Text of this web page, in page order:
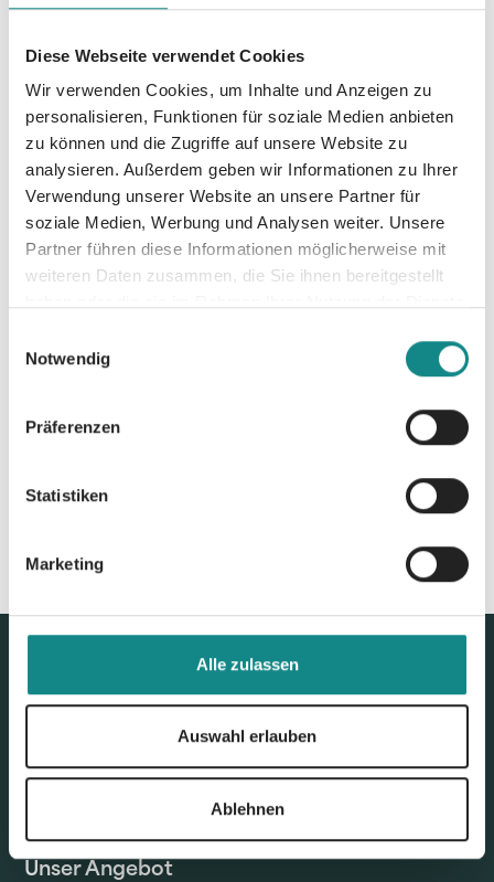
Diese Webseite verwendet Cookies
Wir verwenden Cookies, um Inhalte und Anzeigen zu
personalisieren, Funktionen für soziale Medien anbieten
zu können und die Zugriffe auf unsere Website zu
analysieren. Außerdem geben wir Informationen zu Ihrer
Verwendung unserer Website an unsere Partner für
soziale Medien, Werbung und Analysen weiter. Unsere
Partner führen diese Informationen möglicherweise mit
weiteren Daten zusammen, die Sie ihnen bereitgestellt
Notwendig
Präferenzen
Statistiken
Marketing
Alle zulassen
Auswahl erlauben
Ablehnen
"großes starkes ICH" entdecken müssen.
Informationen
PDF
Unser Angebot